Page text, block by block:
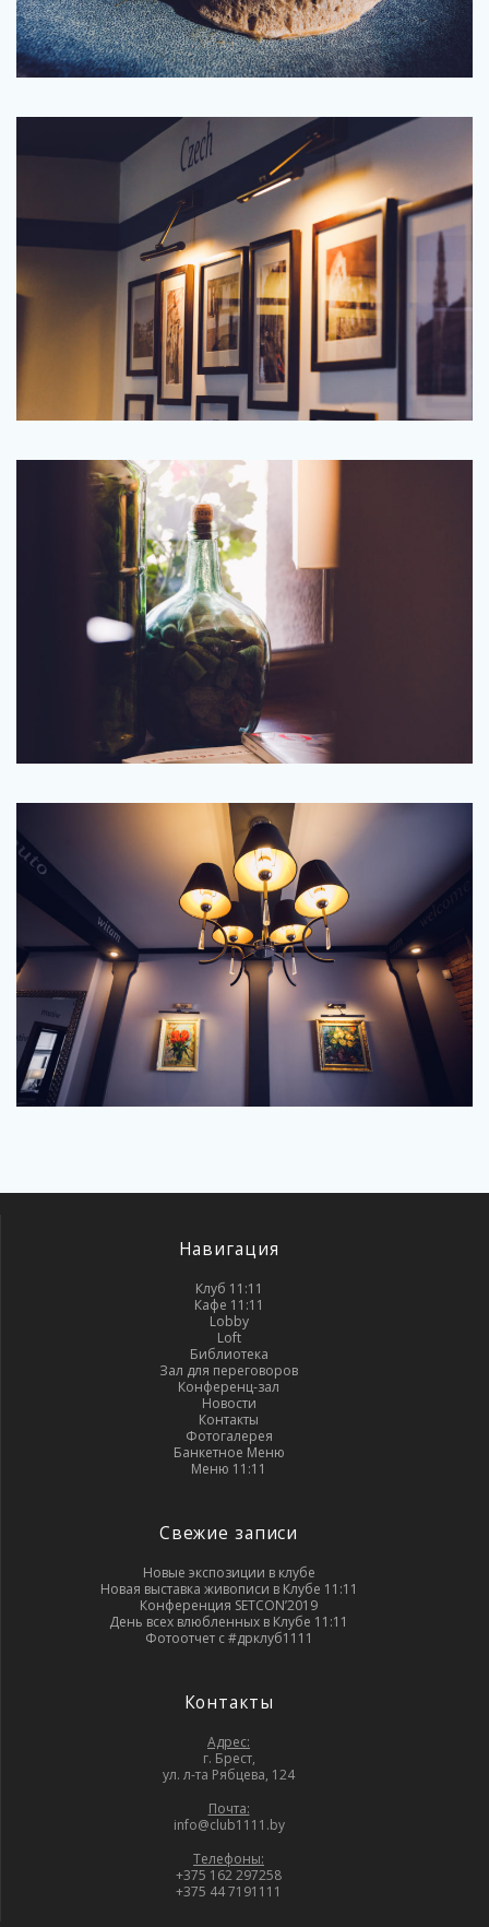
Навигация
Клуб 11:11
Кафе 11:11
Lobby
Loft
Библиотека
Зал для переговоров
Конференц-зал
Новости
Контакты
Фотогалерея
Банкетное Меню
Меню 11:11
Свежие записи
Новые экспозиции в клубе
Новая выставка живописи в Клубе 11:11
Конференция SETCON’2019
День всех влюбленных в Клубе 11:11
Фотоотчет с #дрклуб1111
Контакты
Адрес:
г. Брест,
ул. л-та Рябцева, 124
Почта:
info@club1111.by
Телефоны:
+375 162 297258
+375 44 7191111